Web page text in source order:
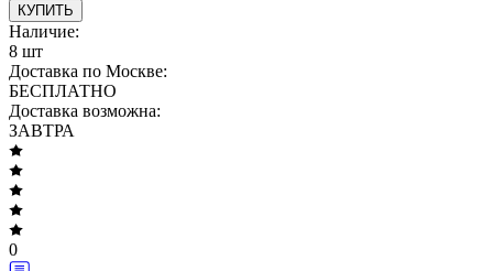
КУПИТЬ
Наличие:
8 шт
Доставка по Москве:
БЕСПЛАТНО
Доставка возможна:
ЗАВТРА
0